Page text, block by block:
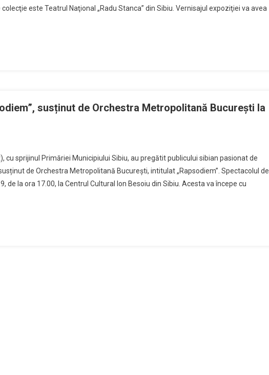
este Teatrul Naţional „Radu Stanca” din Sibiu. Vernisajul expoziţiei va avea
susținut de Orchestra Metropolitană București la
cu sprijinul Primăriei Municipiului Sibiu, au pregătit publicului sibian pasionat de
de Orchestra Metropolitană București, intitulat „Rapsodiem”. Spectacolul de
de la ora 17.00, la Centrul Cultural Ion Besoiu din Sibiu. Acesta va începe cu